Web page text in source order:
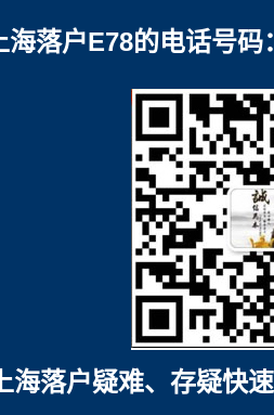
海落户E78的电话号码
海落户疑难、存疑快